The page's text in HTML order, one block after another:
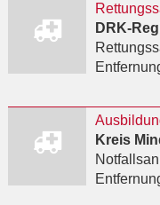
DRK-
Kreis